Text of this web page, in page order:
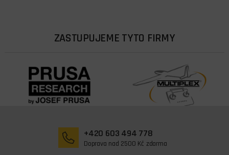
ZASTUPUJEME TYTO FIRMY
+420 603 494 778
Doprava nad 2500 Kč zdarma